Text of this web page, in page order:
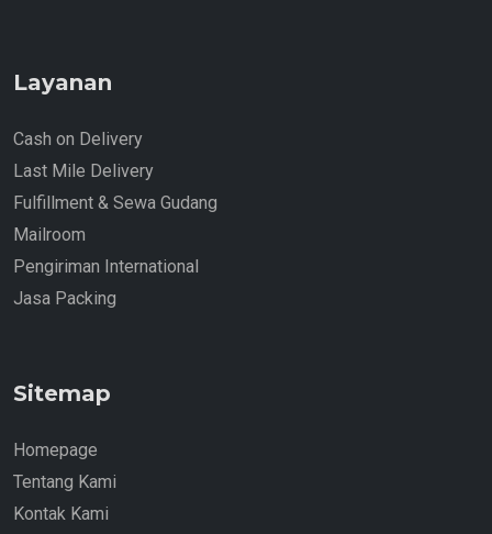
Layanan
Cash on Delivery
Last Mile Delivery
Fulfillment & Sewa Gudang
Mailroom
Pengiriman International
Jasa Packing
Sitemap
Homepage
Tentang Kami
Kontak Kami